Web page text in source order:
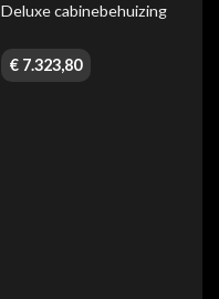
Deluxe cabinebehuizing
€7.323,80